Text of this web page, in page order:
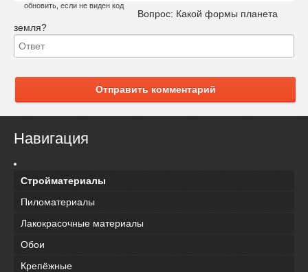
обновить, если не виден код
Вопрос: Какой формы планета
земля?
Отправить комментарий
Навигация
Стройматериалы
Пиломатериалы
Лакокрасочные материалы
Обои
Крепёжные